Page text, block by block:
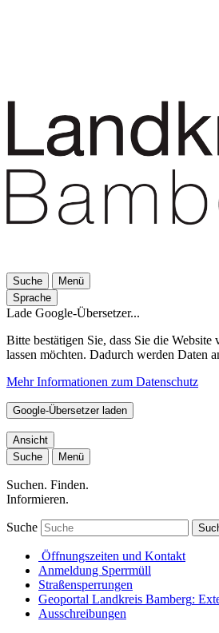
Suche
Menü
Sprache
Lade Google-Übersetzer...
Bitte bestätigen Sie, dass Sie die Website
lassen möchten. Dadurch werden Daten
Mehr Informationen zum Datenschutz
Google-Übersetzer laden
Ansicht
Suche
Menü
Suchen. Finden.
Informieren.
Suche
Öffnungszeiten und Kontakt
Anmeldung Sperrmüll
Straßensperrungen
Geoportal Landkreis Bamberg:
Ausschreibungen